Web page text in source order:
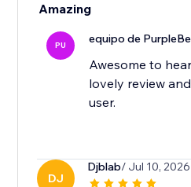
Amazing
PU equipo de
Awesome to
lovely review
user.
DJ
Djblab/ Jul 10, 2026